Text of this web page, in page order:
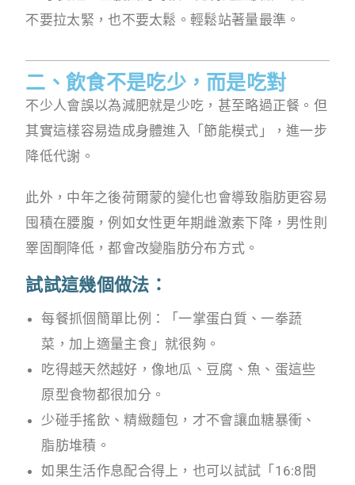
不要拉太緊，也不要太鬆。輕鬆站著量最準。
二、飲食不是吃少，而是吃對
不少人會誤以為減肥就是少吃，甚至略過正餐。但
其實這樣容易造成身體進入「節能模式」，進一步
降低代謝。
此外，中年之後荷爾蒙的變化也會導致脂肪更容易
囤積在腰腹，例如女性更年期雌激素下降，男性則
睪固酮降低，都會改變脂肪分布方式。
試試這幾個做法：
每餐抓個簡單比例：「一掌蛋白質、一拳蔬
菜，加上適量主食」就很夠。
吃得越天然越好，像地瓜、豆腐、魚、蛋這些
原型食物都很加分。
少碰手搖飲、精緻麵包，才不會讓血糖暴衝、
脂肪堆積。
如果生活作息配合得上，也可以試試「16:8間